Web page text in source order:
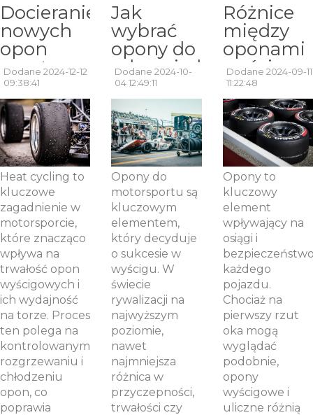
Docieranie
nowych
opon
sportowych
– czym
jest heat
cycling?
Dodane 2024-12-12
09:38:41
Heat cycling to
kluczowe
zagadnienie w
motorsporcie,
które znacząco
wpływa na
trwałość opon
wyścigowych i
ich wydajność
na torze. Proces
ten polega na
kontrolowanym
rozgrzewaniu i
chłodzeniu
opon, co
poprawia
Jak
wybrać
opony do
odpowiedniego
typu
wyścigu?
Przegląd
opon
wyścigowych.
Dodane 2024-10-
04 12:49:11
Opony do
motorsportu są
kluczowym
elementem,
który decyduje
o sukcesie w
wyścigu. W
świecie
rywalizacji na
najwyższym
poziomie,
nawet
najmniejsza
różnica w
przyczepności,
trwałości czy
Różnice
między
oponami
a
ulicznymi:
co warto
wiedzieć?
Dodane 2024-09-11
11:22:48
Opony to
kluczowy
element
wpływający na
osiągi i
każdego
pojazdu.
Chociaż na
pierwszy rzut
oka mogą
wyglądać
podobnie,
opony
wyścigowe i
uliczne różnią